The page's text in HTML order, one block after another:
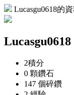
Lucasgu0618的
Lucasgu0618
2積分
0 顆鑽石
147 個碎鑽